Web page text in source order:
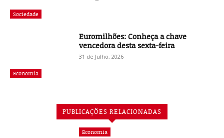
Sociedade
Economia
Euromilhões: Conheça a chave
vencedora desta sexta-feira
31 de Julho, 2026
PUBLICAÇÕES RELACIONADAS
Economia